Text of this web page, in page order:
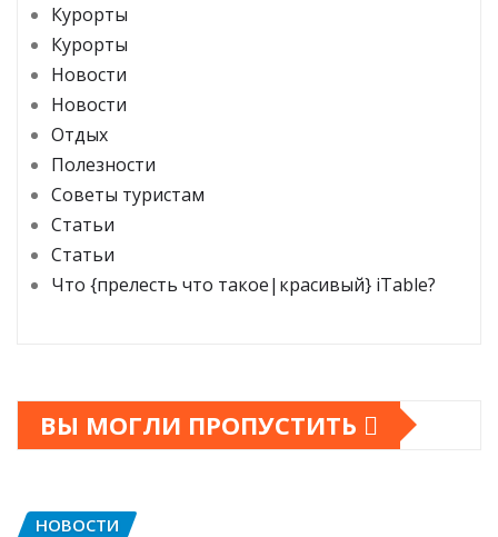
Курорты
Курорты
Новости
Новости
Отдых
Полезности
Советы туристам
Статьи
Статьи
Что {прелесть что такое|красивый} iTable?
ВЫ МОГЛИ ПРОПУСТИТЬ
НОВОСТИ